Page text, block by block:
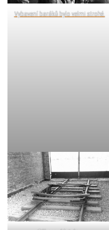
Vybavení baráků bylo velmi strohé.